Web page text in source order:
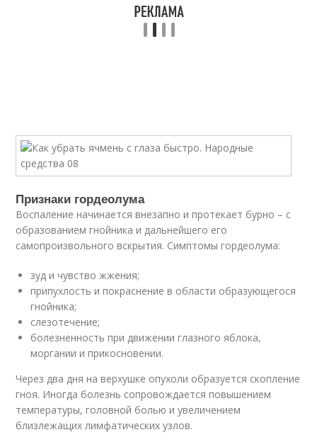
Признаки гордеолума
Воспаление начинается внезапно и протекает бурно – с
образованием гнойника и дальнейшего его
самопроизвольного вскрытия. Симптомы гордеолума:
зуд и чувство жжения;
припухлость и покраснение в области образующегося
гнойника;
слезотечение;
болезненность при движении глазного яблока,
моргании и прикосновении.
Через два дня на верхушке опухоли образуется скопление
гноя. Иногда болезнь сопровождается повышением
температуры, головной болью и увеличением
близлежащих лимфатических узлов.